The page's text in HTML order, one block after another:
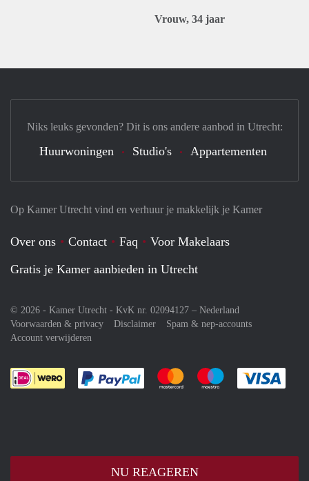
Vrouw, 34 jaar
NU REAGEREN
Op Kamer Utrecht vind en verhuur je makkelijk je Kamer
Over ons Contact Faq
Voor Makelaars
Gratis je Kamer aanbieden in Utrecht
© 2026 - Kamer Utrecht - KvK nr. 02094127 – Nederland
Voorwaarden & privacy
Disclaimer
Spam & nep-accounts
Account verwijderen
Je rekent gemakkelijk af met Paypal
Je rekent gemakkelijk af met
Je rekent
Niks leuks gevonden? Dit is ons andere aanbod in Utrecht:
Huurwoningen Studio's Appartementen